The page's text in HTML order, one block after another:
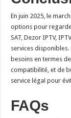
En juin 2025, le
options pour
SAT, Dezor IPTV,
services
besoins en termes
compatibilité, et de
service légal pour
FAQs